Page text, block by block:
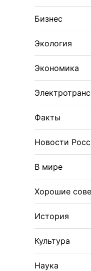
Бизнес
Экология
Экономика
Факты
Новости
В мире
Хорошие
История
Культура
Наука